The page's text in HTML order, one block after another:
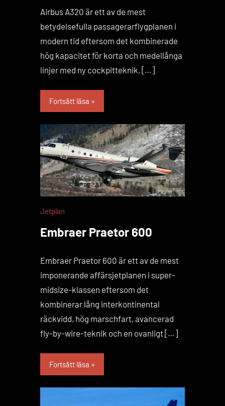
Airbus A320 är ett av de mest
betydelsefulla passagerarflygplanen i
modern tid eftersom det kombinerade
hög kapacitet för korta och medellånga
linjer med ny cockpitteknik, […]
Fortsätt läsa
Jetplan
Embraer Praetor 600
Embraer Praetor 600 är ett av de mest
imponerande affärsjetplanen i super-
midsize-klassen eftersom det
kombinerar lång interkontinental
räckvidd, hög marschfart, avancerad
fly-by-wire-teknik och en ovanligt […]
Fortsätt läsa